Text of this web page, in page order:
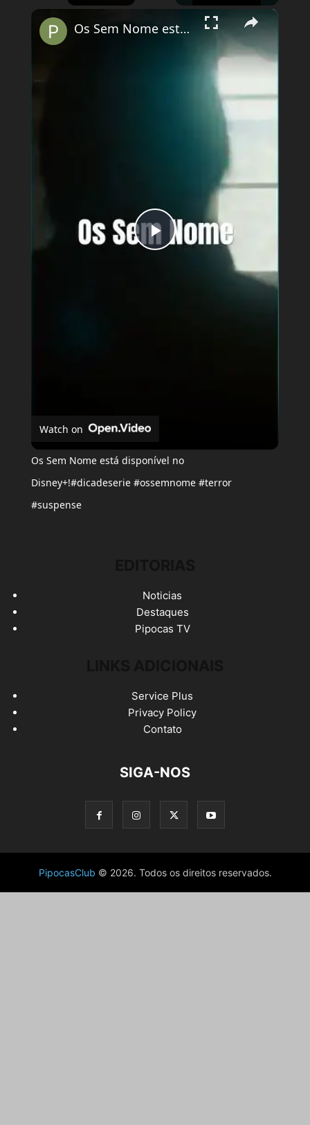
×
Play
Os Sem Nome está disponível no Disney+!#dicadeserie #ossemnome #terror #suspense
Watch on
Os Sem Nome está disponível no
Disney+!#dicadeserie #ossemnome #terror
#suspense
Noticias
Destaques
Pipocas TV
Service Plus
Privacy Policy
Contato
SIGA-NOS
PipocasClub © 2026. Todos os direitos reservados.